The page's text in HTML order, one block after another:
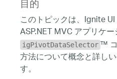
このトピックは、Ignite
ASP.NET MVC アプリケ
igPivotDataSelector ™
方法について概念と詳し
す。